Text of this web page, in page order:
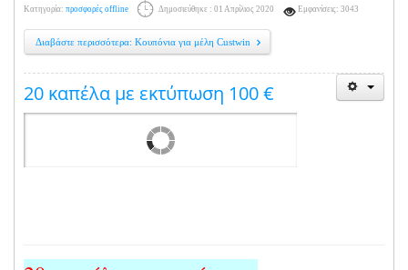
Κατηγορία: προσφορές offline Δημοσιεύθηκε : 01 Απρίλιος 2020 Εμφανίσεις: 3043
Διαβάστε περισσότερα: Κουπόνια για μέλη Custwin
20 καπέλα με εκτύπωση 100 €